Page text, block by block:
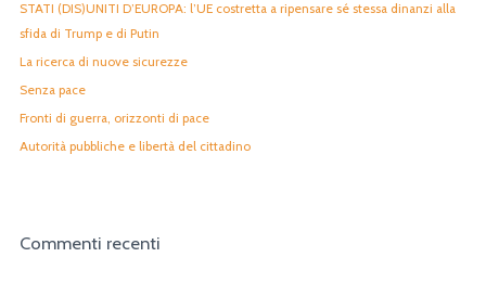
STATI (DIS)UNITI D’EUROPA: l’UE costretta a ripensare sé stessa dinanzi alla
sfida di Trump e di Putin
La ricerca di nuove sicurezze
Senza pace
Fronti di guerra, orizzonti di pace
Autorità pubbliche e libertà del cittadino
Commenti recenti